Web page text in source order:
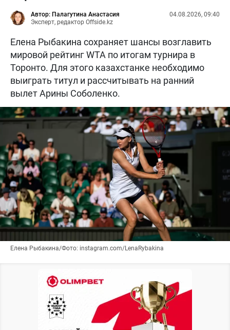
Автор: Палагутина Анастасия
Эксперт, редактор Offside.kz
04.08.2026, 09:40
Елена Рыбакина сохраняет шансы возглавить
мировой рейтинг WTA по итогам турнира в
Торонто. Для этого казахстанке необходимо
выиграть титул и рассчитывать на ранний
вылет Арины Соболенко.
Елена Рыбакина/Фото: instagram.com/LenaRybakina